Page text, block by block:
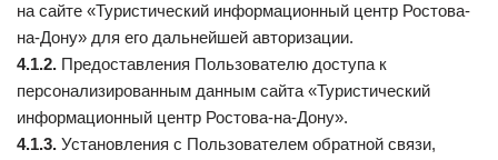
на сайте «Туристический информационный центр Ростова-
на-Дону» для его дальнейшей авторизации.
4.1.2. Предоставления Пользователю доступа к
персонализированным данным сайта «Туристический
информационный центр Ростова-на-Дону».
4.1.3. Установления с Пользователем обратной связи,